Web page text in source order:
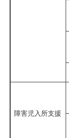
障害児入所支援